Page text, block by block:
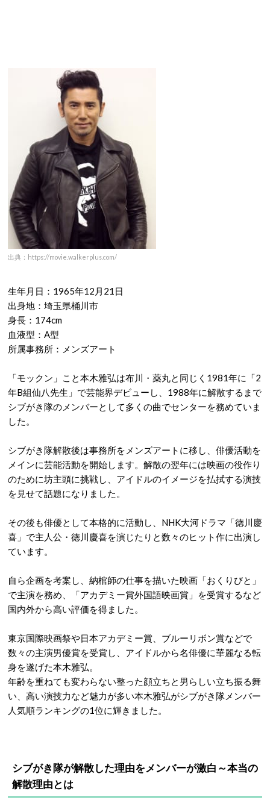
出典：https://movie.walkerplus.com/
生年月日：1965年12月21日
出身地：埼玉県桶川市
身長：174cm
血液型：A型
所属事務所：メンズアート
「モックン」こと本木雅弘は布川・薬丸と同じく1981年に「2
年B組仙八先生」で芸能界デビューし、1988年に解散するまで
シブがき隊のメンバーとして多くの曲でセンターを務めていま
した。
シブがき隊解散後は事務所をメンズアートに移し、俳優活動を
メインに芸能活動を開始します。解散の翌年には映画の役作り
のために坊主頭に挑戦し、アイドルのイメージを払拭する演技
を見せて話題になりました。
その後も俳優として本格的に活動し、NHK大河ドラマ「徳川慶
喜」で主人公・徳川慶喜を演じたりと数々のヒット作に出演し
ています。
自ら企画を考案し、納棺師の仕事を描いた映画「おくりびと」
で主演を務め、「アカデミー賞外国語映画賞」を受賞するなど
国内外から高い評価を得ました。
東京国際映画祭や日本アカデミー賞、ブルーリボン賞などで
数々の主演男優賞を受賞し、アイドルから名俳優に華麗なる転
身を遂げた本木雅弘。
年齢を重ねても変わらない整った顔立ちと男らしい立ち振る舞
い、高い演技力など魅力が多い本木雅弘がシブがき隊メンバー
人気順ランキングの1位に輝きました。
シブがき隊が解散した理由をメンバーが激白～本当の
解散理由とは